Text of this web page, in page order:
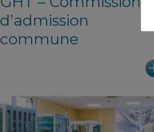
d’admission
commune